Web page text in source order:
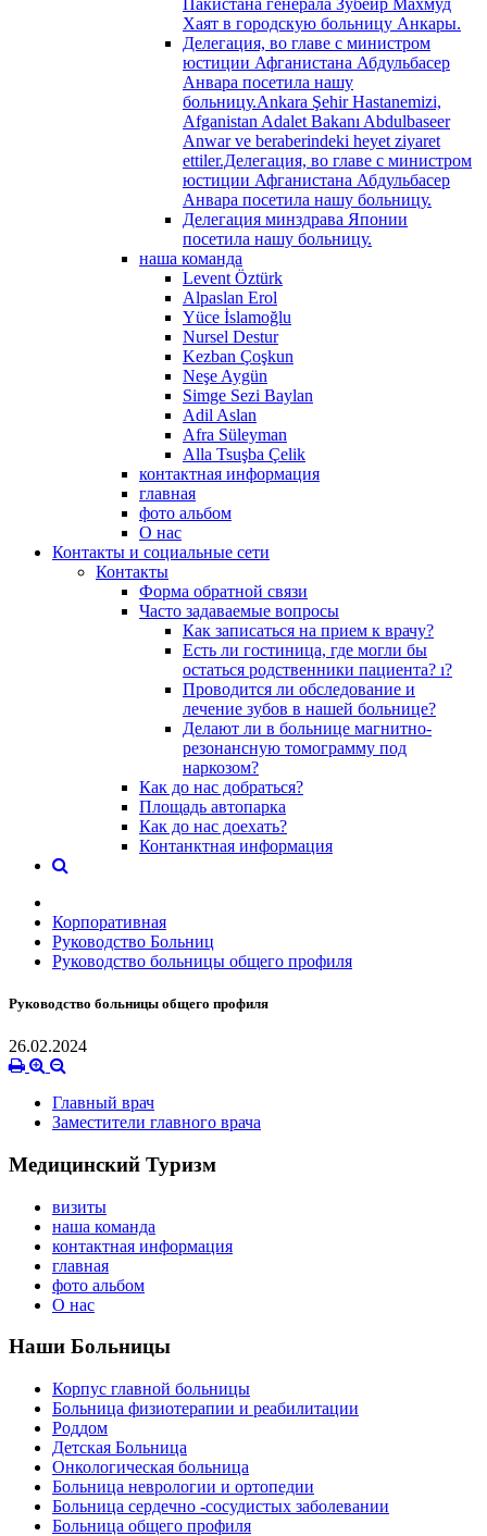
Хаят в городскую больницу Анкары.
Делегация, во главе с министром
юстиции Афганистана Абдульбасер
Анвара посетила нашу
больницу.Ankara Şehir Hastanemizi,
Afganistan Adalet Bakanı Abdulbaseer
Anwar ve beraberindeki heyet ziyaret
ettiler.Делегация, во главе с министром
юстиции Афганистана Абдульбасер
Анвара посетила нашу больницу.
Делегация минздрава Японии
посетила нашу больницу.
наша команда
Levent Öztürk
Alpaslan Erol
Yüce İslamoğlu
Nursel Destur
Kezban Çoşkun
Neşe Aygün
Simge Sezi Baylan
Adil Aslan
Afra Süleyman
Alla Tsuşba Çelik
контактная информация
главная
фото альбом
О нас
Контакты и социальные сети
Контакты
Форма обратной связи
Часто задаваемые вопросы
Как записаться на прием к врачу?
Есть ли гостиница, где могли бы
остаться родственники пациента? ı?
Проводится ли обследование и
лечение зубов в нашей больнице?
Делают ли в больнице магнитно-
резонансную томограмму под
наркозом?
Как до нас добраться?
Площадь автопарка
Как до нас доехать?
Контанктная информация
Корпоративная
Руководство Больниц
Руководство больницы общего профиля
Руководство больницы общего профиля
26.02.2024
Главный врач
Заместители главного врача
Медицинский Туризм
визиты
наша команда
контактная информация
главная
фото альбом
О нас
Наши Больницы
Корпус главной больницы
Больница физиотерапии и реабилитации
Роддом
Детская Больница
Онкологическая больница
Больница неврологии и ортопедии
Больница сердечно -сосудистых заболевании
Больница общего профиля